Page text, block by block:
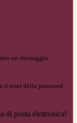
un messaggio
il reset della password
di posta elettronica!